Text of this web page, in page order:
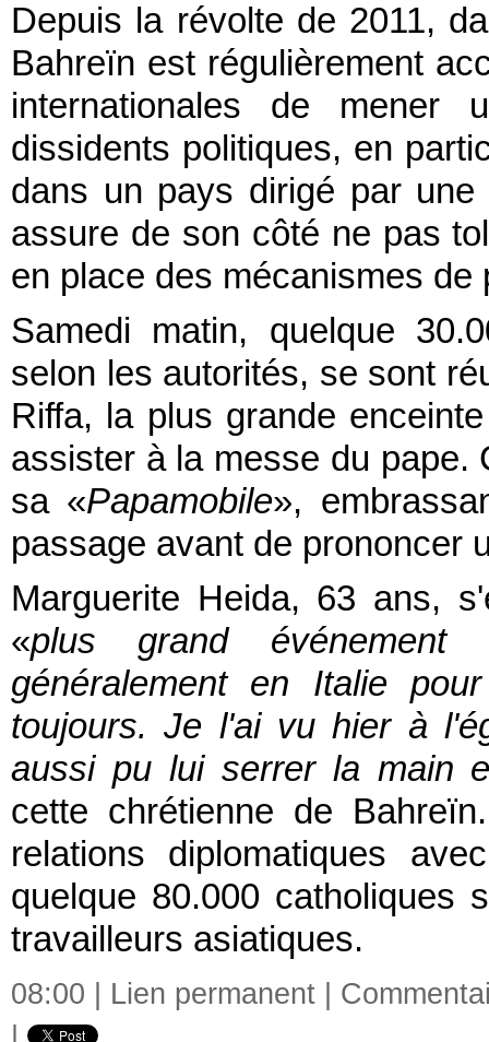
Depuis la révolte de 2011,
Bahreïn est régulièrement
internationales de mener
dissidents politiques, en
dans un pays dirigé par une
assure de son côté ne pas
en place des mécanismes
Samedi matin, quelque
selon les autorités, se sont
Riffa, la plus grande
assister à la messe du pape.
sa «Papamobile»,
passage avant de prononcer
Marguerite Heida, 63 ans,
«plus grand événement
généralement en Italie
toujours. Je l'ai vu hier à
aussi pu lui serrer la main
cette chrétienne de
relations diplomatiques
quelque 80.000 catholiques
travailleurs asiatiques.
08:00 | Lien permanent